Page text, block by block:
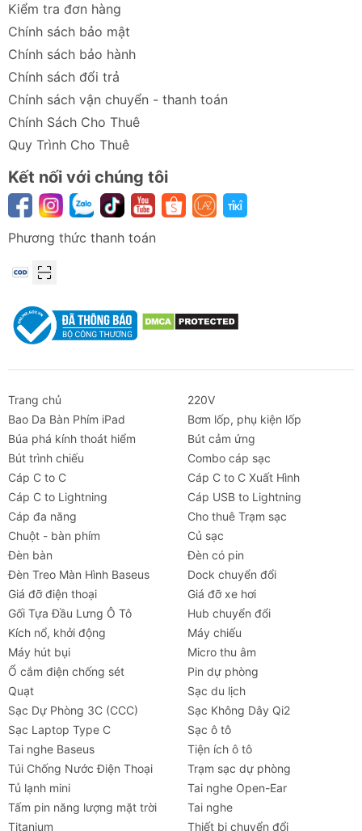
Kiểm tra đơn hàng
Chính sách bảo mật
Chính sách bảo hành
Chính sách đổi trả
Chính sách vận chuyển - thanh toán
Chính Sách Cho Thuê
Quy Trình Cho Thuê
Kết nối với chúng tôi
Phương thức thanh toán
Trang chủ
220V
Bao Da Bàn Phím iPad
Bơm lốp, phụ kiện lốp
Búa phá kính thoát hiểm
Bút cảm ứng
Bút trình chiếu
Combo cáp sạc
Cáp C to C
Cáp C to C Xuất Hình
Cáp C to Lightning
Cáp USB to Lightning
Cáp đa năng
Cho thuê Trạm sạc
Chuột - bàn phím
Củ sạc
Đèn bàn
Đèn có pin
Đèn Treo Màn Hình Baseus
Dock chuyển đổi
Giá đỡ điện thoại
Giá đỡ xe hơi
Gối Tựa Đầu Lưng Ô Tô
Hub chuyển đổi
Kích nổ, khởi động
Máy chiếu
Máy hút bụi
Micro thu âm
Ổ cắm điện chống sét
Pin dự phòng
Quạt
Sạc du lịch
Sạc Dự Phòng 3C (CCC)
Sạc Không Dây Qi2
Sạc Laptop Type C
Sạc ô tô
Tai nghe Baseus
Tiện ích ô tô
Túi Chống Nước Điện Thoại
Trạm sạc dự phòng
Tủ lạnh mini
Tai nghe Open-Ear
Tấm pin năng lượng mặt trời
Tai nghe
Titanium
Thiết bị chuyển đổi